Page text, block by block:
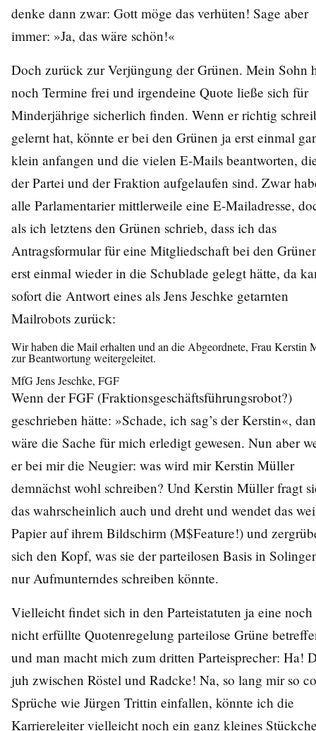
denke dann zwar: Gott möge das verhüten! Sage aber
immer: »Ja, das wäre schön!«
Doch zurück zur Verjüngung der Grünen. Mein Sohn
noch Termine frei und irgendeine Quote ließe sich für
Minderjährige sicherlich finden. Wenn er richtig
gelernt hat, könnte er bei den Grünen ja erst einmal
klein anfangen und die vielen E-Mails beantworten,
der Partei und der Fraktion aufgelaufen sind. Zwar
alle Parlamentarier mittlerweile eine E-Mailadresse,
als ich letztens den Grünen schrieb, dass ich das
Antragsformular für eine Mitgliedschaft bei den
erst einmal wieder in die Schublade gelegt hätte, da
sofort die Antwort eines als Jens Jeschke getarnten
Mailrobots zurück:
Wir haben die Mail erhalten und an die Abgeordnete, Frau Kerstin
zur Beantwortung weitergeleitet.
Wenn der FGF (Fraktionsgeschäftsführungsrobot?)
geschrieben hätte: »Schade, ich sag’s der Kerstin«,
wäre die Sache für mich erledigt gewesen. Nun aber
er bei mir die Neugier: was wird mir Kerstin Müller
demnächst wohl schreiben? Und Kerstin Müller fragt
das wahrscheinlich auch und dreht und wendet das
Papier auf ihrem Bildschirm (M$Feature!) und
sich den Kopf, was sie der parteilosen Basis in
nur Aufmunterndes schreiben könnte.
Vielleicht findet sich in den Parteistatuten ja eine noch
nicht erfüllte Quotenregelung parteilose Grüne
und man macht mich zum dritten Parteisprecher: Ha!
juh zwischen Röstel und Radcke! Na, so lang mir so
Sprüche wie Jürgen Trittin einfallen, könnte ich die
Karriereleiter vielleicht noch ein ganz kleines